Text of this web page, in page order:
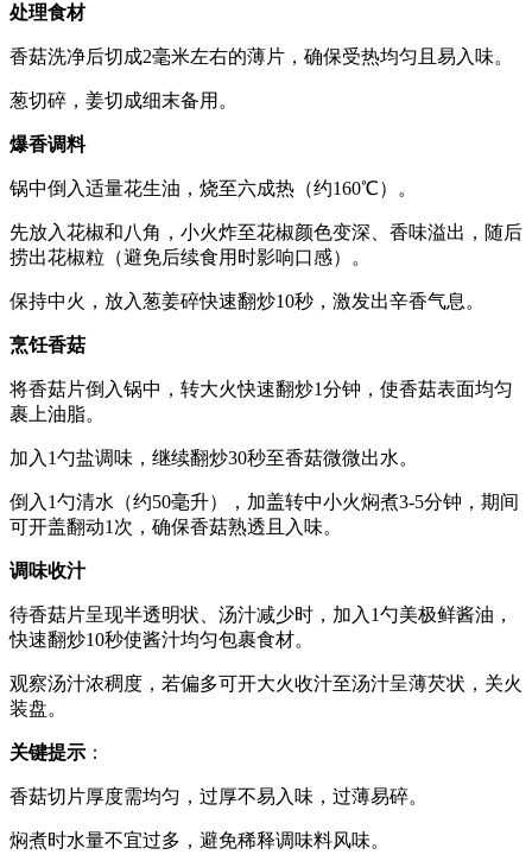
处理食材
香菇洗净后切成2毫米左右的薄片，确保受热均匀且易入味。
葱切碎，姜切成细末备用。
爆香调料
锅中倒入适量花生油，烧至六成热（约160℃）。
先放入花椒和八角，小火炸至花椒颜色变深、香味溢出，随后
捞出花椒粒（避免后续食用时影响口感）。
保持中火，放入葱姜碎快速翻炒10秒，激发出辛香气息。
烹饪香菇
将香菇片倒入锅中，转大火快速翻炒1分钟，使香菇表面均匀
裹上油脂。
加入1勺盐调味，继续翻炒30秒至香菇微微出水。
倒入1勺清水（约50毫升），加盖转中小火焖煮3-5分钟，期间
可开盖翻动1次，确保香菇熟透且入味。
调味收汁
待香菇片呈现半透明状、汤汁减少时，加入1勺美极鲜酱油，
快速翻炒10秒使酱汁均匀包裹食材。
观察汤汁浓稠度，若偏多可开大火收汁至汤汁呈薄芡状，关火
装盘。
关键提示 ：
香菇切片厚度需均匀，过厚不易入味，过薄易碎。
焖煮时水量不宜过多，避免稀释调味料风味。